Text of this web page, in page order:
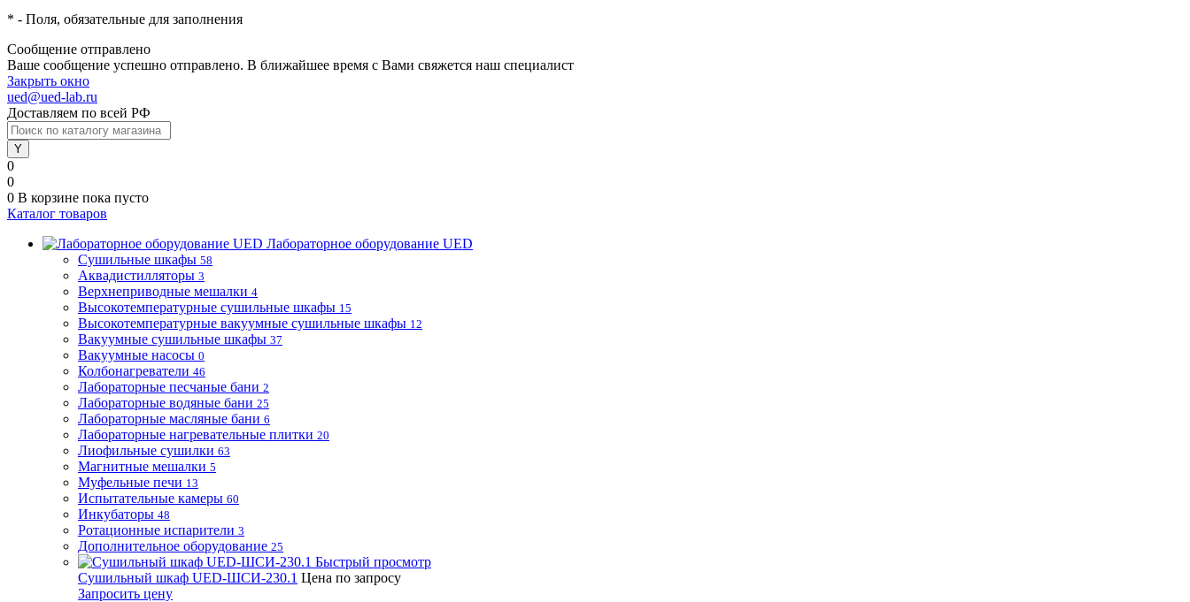
* - Поля, обязательные для заполнения
Сообщение отправлено
Ваше сообщение успешно отправлено. В ближайшее время с Вами свяжется наш специалист
Закрыть окно
ued@ued-lab.ru
Доставляем по всей РФ
0
0
0 В корзине пока пусто
Каталог товаров
Лабораторное оборудование UED
Сушильные шкафы 58
Аквадистилляторы 3
Верхнеприводные мешалки 4
Высокотемпературные сушильные шкафы 15
Высокотемпературные вакуумные сушильные шкафы 12
Вакуумные сушильные шкафы 37
Вакуумные насосы 0
Колбонагреватели 46
Лабораторные песчаные бани 2
Лабораторные водяные бани 25
Лабораторные масляные бани 6
Лабораторные нагревательные плитки 20
Лиофильные сушилки 63
Магнитные мешалки 5
Муфельные печи 13
Испытательные камеры 60
Инкубаторы 48
Ротационные испарители 3
Дополнительное оборудование 25
Быстрый просмотр
Сушильный шкаф UED-ШСИ-230.1 Цена по запросу
Запросить цену